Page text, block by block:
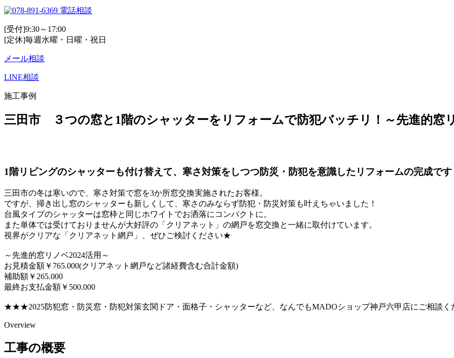
電話相談
[受付]9:30～17:00
[定休]毎週水曜・日曜・祝日
メール相談
LINE相談
施工事例
三田市 ３つの窓と1階のシャッターをリフォームで防犯バッチリ！～先進的窓
1階リビングのシャッターも付け替えて、寒さ対策をしつつ防災・防犯を意識したリフォームの完成です
三田市の冬は寒いので、寒さ対策で窓を3か所窓交換実施されたお客様。
ですが、掃き出し窓のシャッターも新しくして、寒さのみならず防犯・防災対策も叶えちゃいました！
台風タイプのシャッターは窓枠と同じホワイトでお洒落にコンパクトに。
また単体では受けておりませんが大好評の「クリアネット」の網戸を窓交換と一緒に取付けています。
視界がクリアな「クリアネット網戸」、ぜひご検討ください★
～先進的窓リノベ2024活用～
お見積金額￥765.000(クリアネット網戸など諸経費含む合計金額)
補助額￥265.000
最終お支払金額￥500.000
★★★2025防犯窓・防災窓・防犯対策玄関ドア・面格子・シャッターなど、なんでもMADOショップ神戸六甲店にご相談
Overview
工事の概要